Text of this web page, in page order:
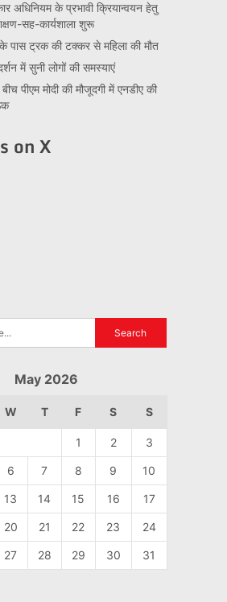
अधिनियम के प्रभावी क्रियान्वयन हेतु
सह-कार्यशाला शुरू
पास ट्रक की टक्कर से महिला की मौत
में सुनी लोगों की समस्याएं
पीएम मोदी की मौजूदगी में एनडीए की
on X
May 2026
W T F S S
1 2 3
6 7 8 9 10
13 14 15 16 17
20 21 22 23 24
27 28 29 30
31